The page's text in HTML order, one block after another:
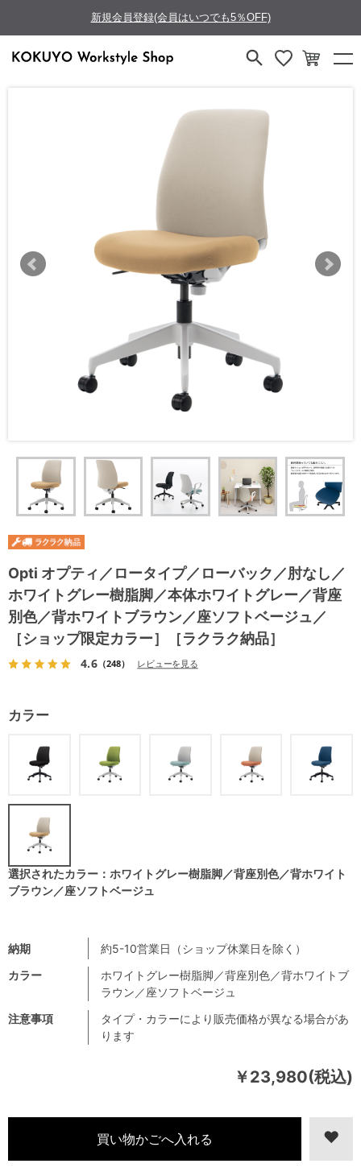
新規会員登録(会員はいつでも5％OFF)
Opti オプティ／ロータイプ／ローバック／肘なし／
ホワイトグレー樹脂脚／本体ホワイトグレー／背座
別色／背ホワイトブラウン／座ソフトベージュ／
［ショップ限定カラー］［ラクラク納品］
4.6（248） レビューを見る
￥23,980(税込)
注意事項
タイプ・カラーにより販売価格が異なる場合があ
ります
納期
約5-10営業日（ショップ休業日を除く）
カラー
ホワイトグレー樹脂脚／背座別色／背ホワイトブ
ラウン／座ソフトベージュ
カラー
選択されたカラー：ホワイトグレー樹脂脚／背座別色／背ホワイト
ブラウン／座ソフトベージュ